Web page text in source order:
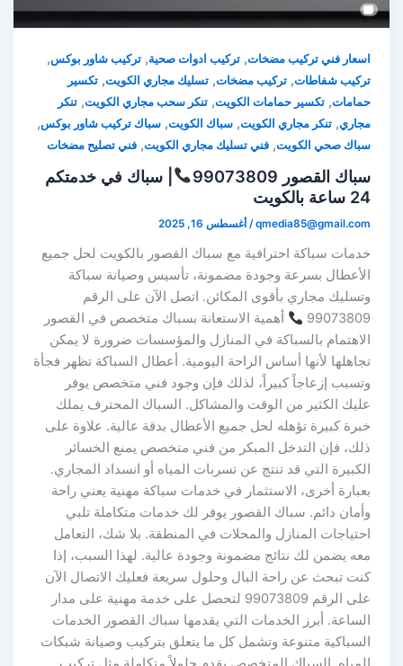
اسعار فني تركيب مضخات,تركيب ادوات صحية,تركيب شاور بوكس,
تركيب شفاطات,تركيب مضخات,تسليك مجاري الكويت,تكسير
حمامات,تكسير حمامات الكويت,تنكر سحب مجاري الكويت,تنكر
مجاري,تنكر مجاري الكويت,سباك الكويت,سباك تركيب شاور بوكس,
سباك صحي الكويت,فني تسليك مجاري الكويت,فني تصليح مضخات
سباك القصور 99073809
| سباك في خدمتكم
24 ساعة بالكويت
qmedia85@gmail.com
/ أغسطس 16, 2025
خدمات سباكة احترافية مع سباك القصور بالكويت لحل جميع
الأعطال بسرعة وجودة مضمونة، تأسيس وصيانة سباكة
وتسليك مجاري بأقوى المكائن. اتصل الآن على الرقم
99073809
أهمية الاستعانة بسباك متخصص في القصور
الاهتمام بالسباكة في المنازل والمؤسسات ضرورة لا يمكن
تجاهلها لأنها أساس الراحة اليومية. أعطال السباكة تظهر فجأة
وتسبب إزعاجاً كبيراً، لذلك فإن وجود فني متخصص يوفر
عليك الكثير من الوقت والمشاكل. السباك المحترف يملك
خبرة كبيرة تؤهله لحل جميع الأعطال بدقة عالية. علاوة على
ذلك، فإن التدخل المبكر من فني متخصص يمنع الخسائر
الكبيرة التي قد تنتج عن تسربات المياه أو انسداد المجاري.
بعبارة أخرى، الاستثمار في خدمات سباكة مهنية يعني راحة
وأمان دائم. سباك القصور يوفر لك خدمات متكاملة تلبي
احتياجات المنازل والمحلات في المنطقة. بلا شك، التعامل
معه يضمن لك نتائج مضمونة وجودة عالية. لهذا السبب، إذا
كنت تبحث عن راحة البال وحلول سريعة فعليك الاتصال الآن
على الرقم 99073809 لتحصل على خدمة مهنية على مدار
الساعة. أبرز الخدمات التي يقدمها سباك القصور الخدمات
السباكية متنوعة وتشمل كل ما يتعلق بتركيب وصيانة شبكات